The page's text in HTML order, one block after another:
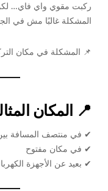
ركبت مقوي واي فاي…
المشكلة غالبًا مش في
📌 المشكلة في مكان
📍 المكان
✔ في منتصف المسافة بين
✔ في مكان مفتوح
✔ بعيد عن الأجهزة